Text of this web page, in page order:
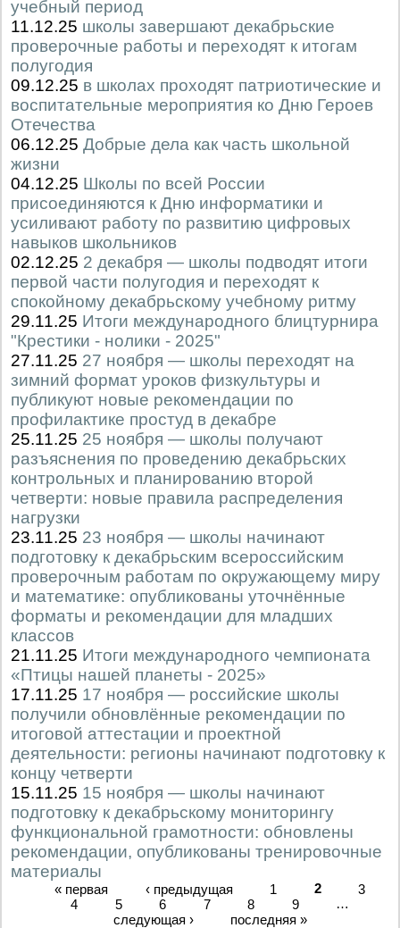
учебный период
11.12.25 школы завершают декабрьские
проверочные работы и переходят к итогам
полугодия
09.12.25 в школах проходят патриотические и
воспитательные мероприятия ко Дню Героев
Отечества
06.12.25 Добрые дела как часть школьной
жизни
04.12.25 Школы по всей России
присоединяются к Дню информатики и
усиливают работу по развитию цифровых
навыков школьников
02.12.25 2 декабря — школы подводят итоги
первой части полугодия и переходят к
спокойному декабрьскому учебному ритму
29.11.25 Итоги международного блицтурнира
"Крестики - нолики - 2025"
27.11.25 27 ноября — школы переходят на
зимний формат уроков физкультуры и
публикуют новые рекомендации по
профилактике простуд в декабре
25.11.25 25 ноября — школы получают
разъяснения по проведению декабрьских
контрольных и планированию второй
четверти: новые правила распределения
нагрузки
23.11.25 23 ноября — школы начинают
подготовку к декабрьским всероссийским
проверочным работам по окружающему миру
и математике: опубликованы уточнённые
форматы и рекомендации для младших
классов
21.11.25 Итоги международного чемпионата
«Птицы нашей планеты - 2025»
17.11.25 17 ноября — российские школы
получили обновлённые рекомендации по
итоговой аттестации и проектной
деятельности: регионы начинают подготовку к
концу четверти
15.11.25 15 ноября — школы начинают
подготовку к декабрьскому мониторингу
функциональной грамотности: обновлены
рекомендации, опубликованы тренировочные
материалы
« первая ‹ предыдущая 1 2
3
4
5 6 7 8 9
…
следующая ›
последняя »